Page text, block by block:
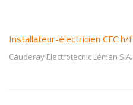
Installateur-électricien CFC h/f
Cauderay Electrotecnic Léman S.A.